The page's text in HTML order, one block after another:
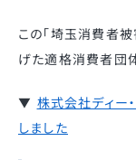
この「埼玉消費者
げた適格消費者団
▼ 株式会社ディー
しました